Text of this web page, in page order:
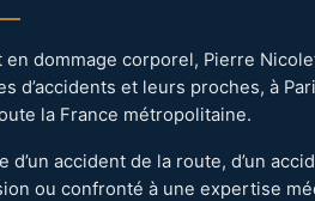
en dommage corporel, Pierre
d’accidents et leurs proches, à
la France métropolitaine.
d’un accident de la route, d’un
ou confronté à une expertise